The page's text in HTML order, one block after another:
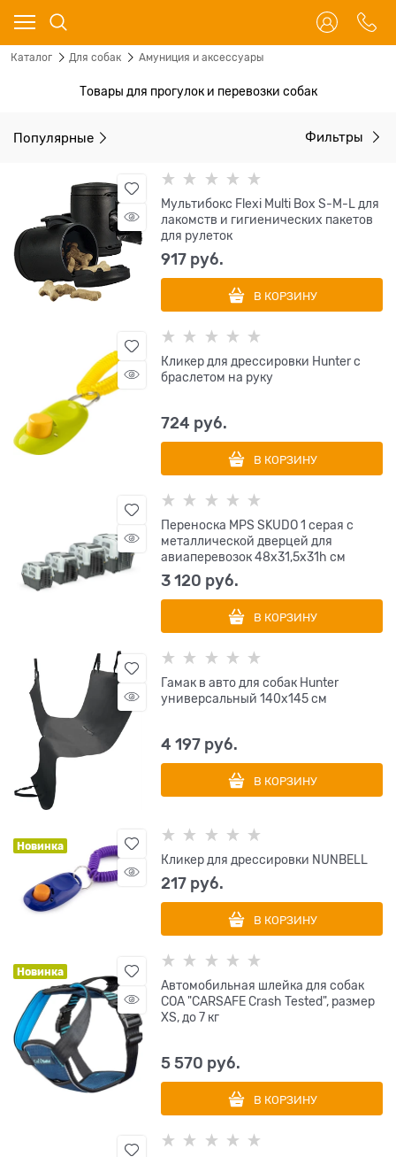
Каталог Для собак Амуниция и аксессуары
Товары для прогулок и перевозки собак
Популярные Фильтры
Мультибокс Flexi Multi Box S-M-L для
лакомств и гигиенических пакетов
для рулеток
917 руб.
В КОРЗИНУ
Кликер для дрессировки Hunter с
браслетом на руку
724 руб.
В КОРЗИНУ
Переноска MPS SKUDO 1 серая с
металлической дверцей для
авиаперевозок 48х31,5х31h см
3 120 руб.
В КОРЗИНУ
Гамак в авто для собак Hunter
универсальный 140х145 см
4 197 руб.
В КОРЗИНУ
Новинка
Кликер для дрессировки NUNBELL
217 руб.
В КОРЗИНУ
Новинка
Автомобильная шлейка для собак
COA "CARSAFE Crash Tested", размер
ХS, до 7 кг
5 570 руб.
В КОРЗИНУ